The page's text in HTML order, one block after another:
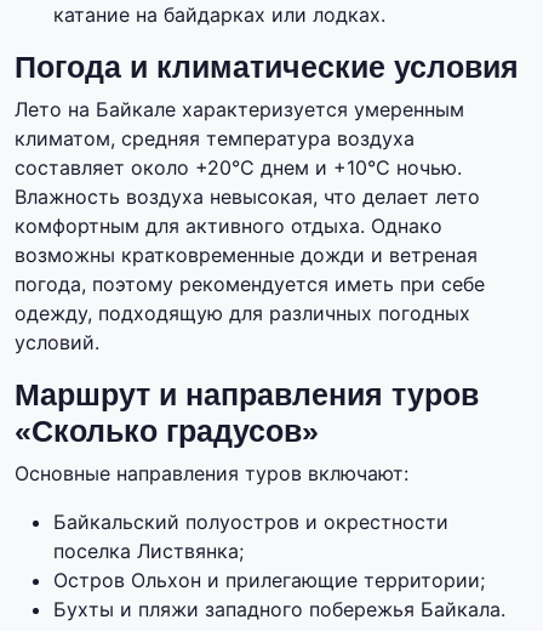
катание на байдарках или лодках.
Погода и климатические условия
Лето на Байкале характеризуется умеренным
климатом, средняя температура воздуха
составляет около +20°C днем и +10°C ночью.
Влажность воздуха невысокая, что делает лето
комфортным для активного отдыха. Однако
возможны кратковременные дожди и ветреная
погода, поэтому рекомендуется иметь при себе
одежду, подходящую для различных погодных
условий.
Маршрут и направления туров
«Сколько градусов»
Основные направления туров включают:
Байкальский полуостров и окрестности
поселка Листвянка;
Остров Ольхон и прилегающие территории;
Бухты и пляжи западного побережья Байкала.